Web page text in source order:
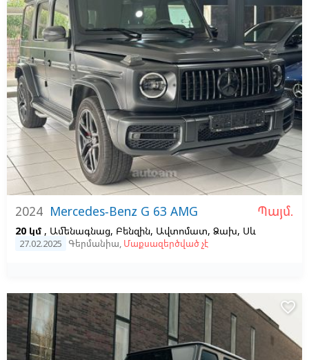
2024 Mercedes-Benz G 63 AMG Պայմ.
20 կմ , Ամենագնաց, Բենզին, Ավտոմատ, Ձախ, Սև
27.02.2025 Գերմանիա, Մաքսազերծված չէ
favorite_border